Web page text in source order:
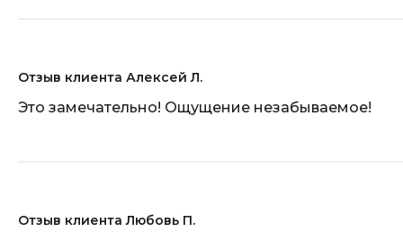
Отзыв клиента Алексей Л.
Это замечательно! Ощущение незабываемое!
Отзыв клиента Любовь П.